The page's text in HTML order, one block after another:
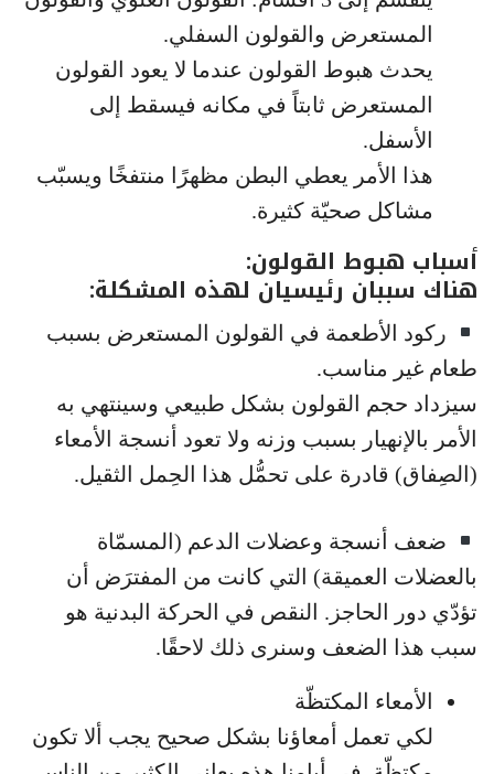
المستعرض والقولون السفلي.
يحدث هبوط القولون عندما لا يعود القولون
المستعرض ثابتاً في مكانه فيسقط إلى
الأسفل.
هذا الأمر يعطي البطن مظهرًا منتفخًا ويسبّب
مشاكل صحيّة كثيرة.
أسباب هبوط القولون:
هناك سببان رئيسيان لهذه المشكلة:
ركود الأطعمة في القولون المستعرض بسبب
طعام غير مناسب.
سيزداد حجم القولون بشكل طبيعي وسينتهي به
الأمر بالإنهيار بسبب وزنه ولا تعود أنسجة الأمعاء
(الصِفاق) قادرة على تحمُّل هذا الحِمل الثقيل.
ضعف أنسجة وعضلات الدعم (المسمّاة
بالعضلات العميقة) التي كانت من المفترَض أن
تؤدّي دور الحاجز. النقص في الحركة البدنية هو
سبب هذا الضعف وسنرى ذلك لاحقًا.
الأمعاء المكتظّة
لكي تعمل أمعاؤنا بشكل صحيح يجب ألا تكون